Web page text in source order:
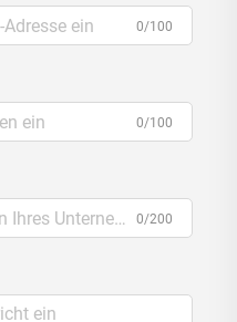
0/100
0/100
0/200